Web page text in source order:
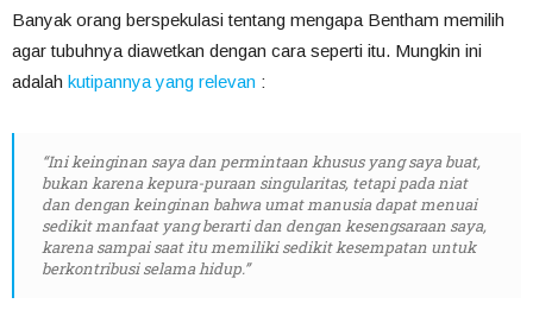
Banyak orang berspekulasi tentang mengapa Bentham memilih
agar tubuhnya diawetkan dengan cara seperti itu. Mungkin ini
adalah kutipannya yang relevan :
“Ini keinginan saya dan permintaan khusus yang saya buat,
bukan karena kepura-puraan singularitas, tetapi pada niat
dan dengan keinginan bahwa umat manusia dapat menuai
sedikit manfaat yang berarti dan dengan kesengsaraan saya,
karena sampai saat itu memiliki sedikit kesempatan untuk
berkontribusi selama hidup.”